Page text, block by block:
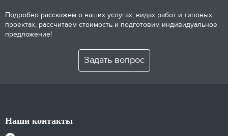
Подробно расскажем о наших услугах, видах работ и типовых
проектах, рассчитаем стоимость и подготовим индивидуальное
предложение!
Задать вопрос
Наши контакты